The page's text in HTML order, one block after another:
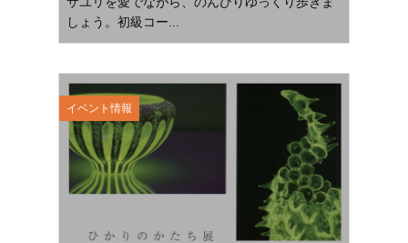
しょう。初級コー...
イベント情報